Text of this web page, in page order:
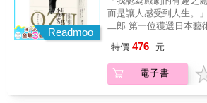
家，形容本片「有批評
電影雜誌《電影旬報》
二十名。然而，電影學
賞慢慢增加。三十五年
本影史最佳電影名單，
垣浩的《宮本武藏》，
年，圓谷英二第一次看
變了他的人生。「當時
獻給特效，」後來圓谷
評對科幻片沒有尊重，
肅到底吧，』」助理導
「起初每個人都很焦慮
用鏡頭看世界。直到看
己！ 朱浩偉，美國矽
類科技界名人，著迷於
說故事能力，但也掙扎
認同危機中。 他剛從
業，就迅速在好萊塢嶄
重要的功課，就是相信
被聽見，值得存在。」
＿鄒時擎 ★「從坎城到
斷聽到各國觀眾說，這
西恩．貝克 ▌最道地台味的女性電影 女力時代
下的台灣新女性電影《
三個世代、三個身分、
Readmoo
而是讓人感受到人生
二郎 第一位獲選日本藝
田洋次、文・溫德斯、
導尊崇備至日本一代巨
解析・永恆典藏版｜小
特價 476 元
電子書